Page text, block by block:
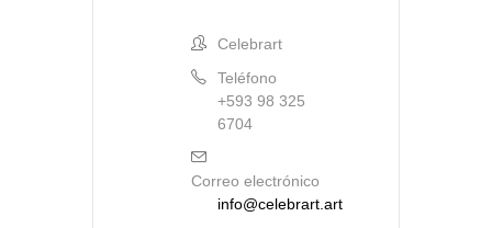
Celebrart
Teléfono
+593 98 325
6704
Correo electrónico
info@celebrart.art